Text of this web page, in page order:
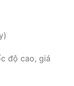
độ cao, giá